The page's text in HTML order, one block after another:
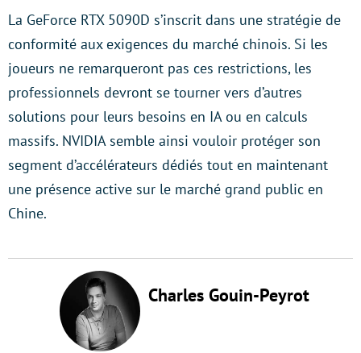
La GeForce RTX 5090D s’inscrit dans une stratégie de
conformité aux exigences du marché chinois. Si les
joueurs ne remarqueront pas ces restrictions, les
professionnels devront se tourner vers d’autres
solutions pour leurs besoins en IA ou en calculs
massifs. NVIDIA semble ainsi vouloir protéger son
segment d’accélérateurs dédiés tout en maintenant
une présence active sur le marché grand public en
Chine.
Charles Gouin-Peyrot